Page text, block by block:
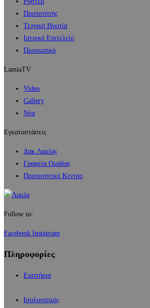
Προπονητής
Τεχνική Ηγεσία
Ιατρικό Επιτελείο
Προσωπικό
LamiaTV
Video
Gallery
Νέα
Εγκαταστάσεις
Δακ.Λαμίας
Γραφεία Ομάδας
Προπονητικό Κεντρο
Follow us:
Facebook Instagram
Πληροφορίες
Εισιτήρια
Ισολογισμός